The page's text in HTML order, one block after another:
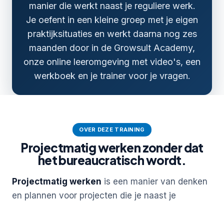
manier die werkt naast je reguliere werk.
Je oefent in een kleine groep met je eigen
praktijksituaties en werkt daarna nog zes
maanden door in de Growsult Academy,
onze online leeromgeving met video's, een
werkboek en je trainer voor je vragen.
OVER DEZE TRAINING
Projectmatig werken zonder dat
het bureaucratisch wordt.
Projectmatig werken is een manier van denken
en plannen voor projecten die je naast je